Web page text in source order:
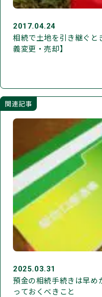
2017.04.24
相続で土地を引き継ぐと
義変更・売却】
関連記事
2025.03.31
預金の相続手続きは早め
っておくべきこと